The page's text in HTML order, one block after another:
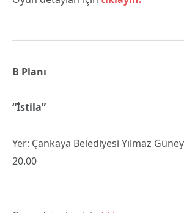
B Planı
“İstila”
Yer: Çankaya Belediyesi Yılmaz
20.00